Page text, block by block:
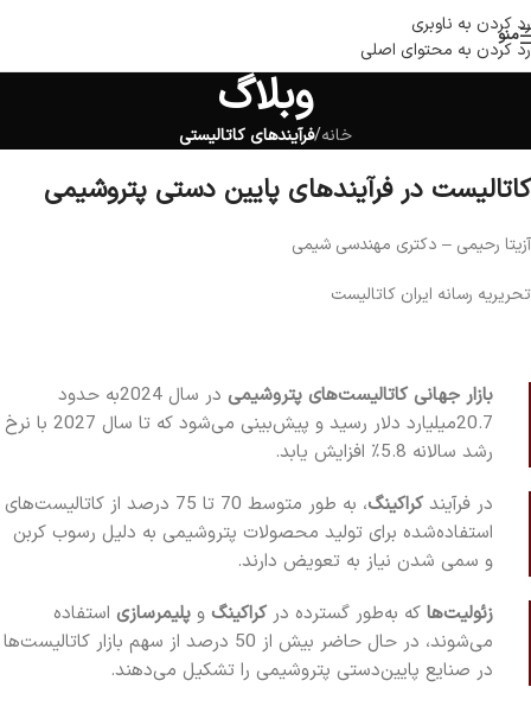
رد کردن به ناوبری
رد کردن به محتوای اصلی
منو
وبلاگ
خانه/فرآیندهای کاتالیستی
کاتالیست در فرآیندهای پایین دستی پتروشیمی
آزیتا رحیمی – دکتری مهندسی شیمی
تحریریه رسانه ایران کاتالیست
بازار جهانی کاتالیست‌های پتروشیمی
در سال 2024به حدود
20.7میلیارد دلار رسید و پیش‌بینی می‌شود که تا سال 2027 با نرخ
رشد سالانه 5.8٪ افزایش یابد.
در فرآیندکراکینگ
، به طور متوسط 70 تا 75 درصد از کاتالیست‌های
استفاده‌شده برای تولید محصولات پتروشیمی به دلیل رسوب کربن
و سمی شدن نیاز به تعویض دارند.
زئولیت‌ها که به‌طور گسترده درکراکینگ و پلیمرسازی استفاده
می‌شوند، در حال حاضر بیش از 50 درصد از سهم بازار کاتالیست‌ها
در صنایع پایین‌دستی پتروشیمی را تشکیل می‌دهند.